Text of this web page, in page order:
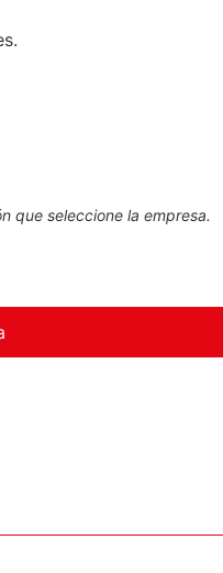
que seleccione la empresa.